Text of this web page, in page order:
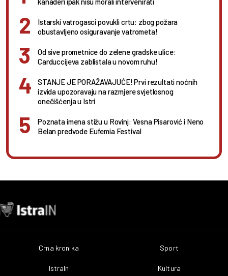
Istarski vatrogasci povukli crtu: zbog požara
obustavljeno osiguravanje vatrometa!
Od sive prometnice do zelene gradske ulice:
Carduccijeva zablistala u novom ruhu!
STANJE JE PORAŽAVAJUĆE! Prvi rezultati noćnih
izvida upozoravaju na razmjere svjetlosnog
onečišćenja u Istri
Poznata imena stižu u Rovinj: Vesna Pisarović i Neno
Belan predvode Eufemia Festival
Crna kronika
IstraIn
Sport
Kultura